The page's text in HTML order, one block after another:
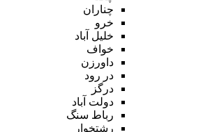
چناران
خرو
خلیل آباد
خواف
داورزن
در رود
درگز
دولت آباد
رباط سنگ
رشتخوار